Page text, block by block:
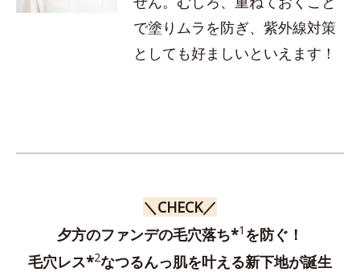
で塗りムラを防ぎ、紫外線対策
としても好ましいといえます！
＼CHECK／
夕方のファンデの毛穴落ち*1 を防ぐ！
毛穴レス*2なつるんっ肌を叶える新下地が誕生